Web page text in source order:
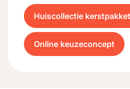
Huiscollectie
Online keuzeconcept